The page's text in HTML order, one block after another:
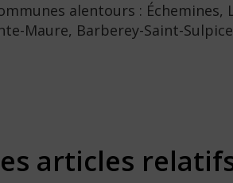
alentours : Échemines,
Maure, Barberey-Saint-
articles